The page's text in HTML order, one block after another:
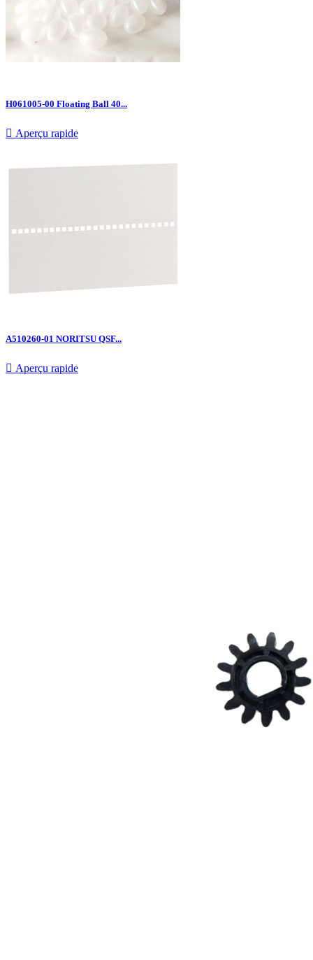
H061005-00 Floating Ball 40...
 Aperçu rapide
A510260-01 NORITSU QSF...
 Aperçu rapide